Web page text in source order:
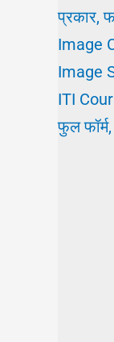
प्रकार,
Image
Image
ITI
फुल